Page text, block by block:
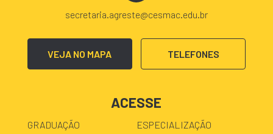
secretaria.agreste@cesmac.edu.br
VEJA NO MAPA TELEFONES
ACESSE
GRADUAÇÃO ESPECIALIZAÇÃO